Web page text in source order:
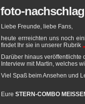
foto-
Liebe Freunde, liebe Fans,
heute errreichten uns noch
findet Ihr sie in unserer Rubrik
Darüber hinaus veröffentlichte
Interview mit Martin, welches
Viel Spaß beim Ansehen und
Eure STERN-COMBO